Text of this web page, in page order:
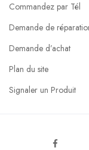
Commandez par Tél
Demande de
Demande d’achat
Plan du site
Signaler un Produit